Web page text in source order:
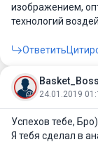
изображением,
технологий
Ответить
Basket_Boss
24.01.2019
Успехов тебе, Бро)
Я тебя сделал в